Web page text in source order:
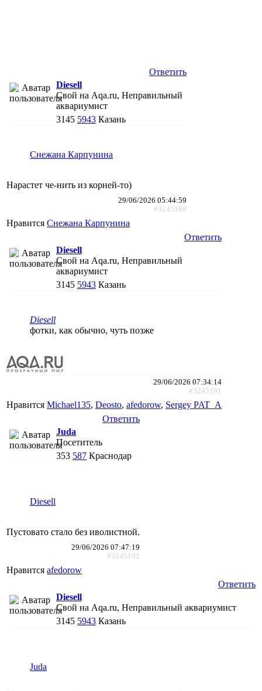
Ответить
Diesell
Свой на Aqa.ru, Неправильный
аквариумист
3145 5943 Казань
Снежана Карпунина
Нарастет че-нить из корней-то)
29/06/2026 05:44:59
#3245188
Нравится Снежана Карпунина
Ответить
Diesell
Свой на Aqa.ru, Неправильный
аквариумист
3145 5943 Казань
Diesell
фотки, как обычно, чуть позже
29/06/2026 07:34:14
#3245191
Нравится Michael135, Deosto, afedorow, Sergey PAT_A
Ответить
Juda
Посетитель
353 587 Краснодар
Diesell
Пустовато стало без иволистной.
29/06/2026 07:47:19
#3245192
Нравится afedorow
Ответить
Diesell
Свой на Aqa.ru, Неправильный аквариумист
3145 5943 Казань
Juda